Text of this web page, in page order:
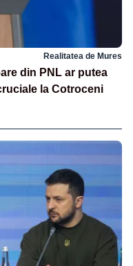
Realitatea de Mures
din PNL ar putea
la Cotroceni